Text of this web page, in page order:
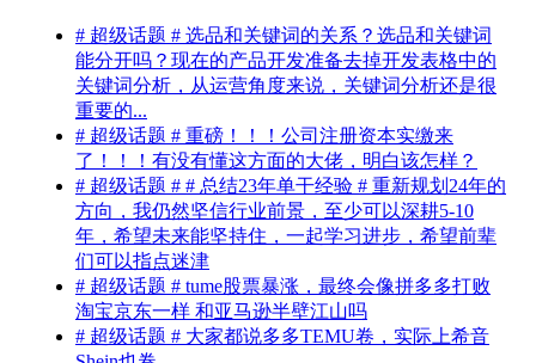
# 超级话题 # 选品和关键词的关系？选品和关键词
能分开吗？现在的产品开发准备去掉开发表格中的
关键词分析，从运营角度来说，关键词分析还是很
重要的...
# 超级话题 # 重磅！！！公司注册资本实缴来
了！！！有没有懂这方面的大佬，明白该怎样？
# 超级话题 # # 总结23年单干经验 # 重新规划24年的
方向，我仍然坚信行业前景，至少可以深耕5-10
年，希望未来能坚持住，一起学习进步，希望前辈
们可以指点迷津
# 超级话题 # tume股票暴涨，最终会像拼多多打败
淘宝京东一样 和亚马逊半壁江山吗
# 超级话题 # 大家都说多多TEMU卷，实际上希音